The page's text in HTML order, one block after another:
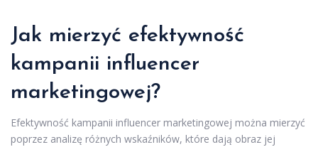
Jak mierzyć efektywność
kampanii influencer
marketingowej?
Efektywność kampanii influencer marketingowej można mierzyć
poprzez analizę różnych wskaźników, które dają obraz jej